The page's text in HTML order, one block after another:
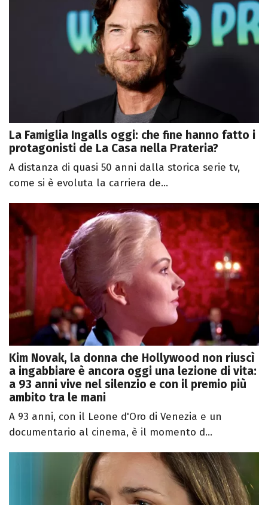
La Famiglia Ingalls oggi: che fine hanno fatto i
protagonisti de La Casa nella Prateria?
A distanza di quasi 50 anni dalla storica serie tv,
come si è evoluta la carriera de...
Kim Novak, la donna che Hollywood non riuscì
a ingabbiare è ancora oggi una lezione di vita:
a 93 anni vive nel silenzio e con il premio più
ambito tra le mani
A 93 anni, con il Leone d'Oro di Venezia e un
documentario al cinema, è il momento d...